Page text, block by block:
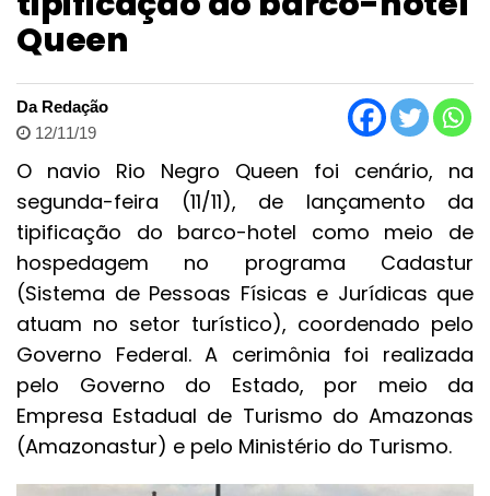
Queen
Da Redação
12/11/19
O navio Rio Negro Queen foi cenário, na
segunda-feira (11/11), de lançamento da
tipificação do barco-hotel como meio de
hospedagem no programa Cadastur
(Sistema de Pessoas Físicas e Jurídicas que
atuam no setor turístico), coordenado pelo
Governo Federal. A cerimônia foi realizada
pelo Governo do Estado, por meio da
Empresa Estadual de Turismo do Amazonas
(Amazonastur) e pelo Ministério do Turismo.